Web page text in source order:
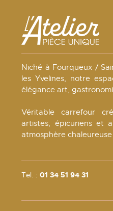
Niché à Fourqueux /
les Yvelines, notre
élégance art,
Véritable carrefour
artistes, épicuriens et
atmosphère
Tel. :01 34 51 94 31